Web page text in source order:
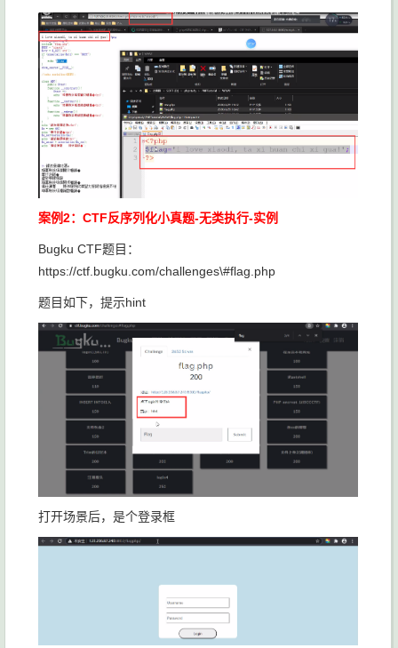
案例2：CTF反序列化小真题-无类执行-实例
Bugku CTF题目：
https://ctf.bugku.com/challenges\#flag.php
题目如下，提示hint
打开场景后，是个登录框